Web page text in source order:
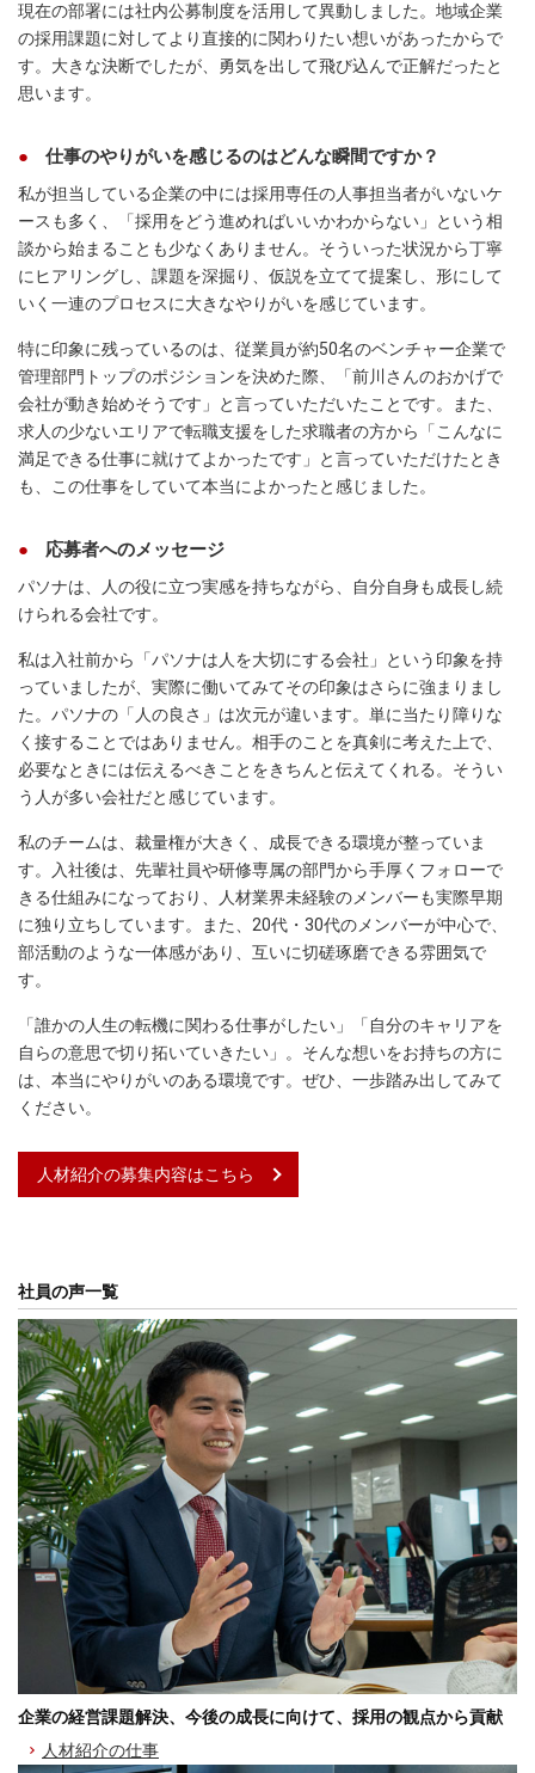
現在の部署には社内公募制度を活用して異動しました。地域企業
の採用課題に対してより直接的に関わりたい想いがあったからで
す。大きな決断でしたが、勇気を出して飛び込んで正解だったと
思います。
仕事のやりがいを感じるのはどんな瞬間ですか？
私が担当している企業の中には採用専任の人事担当者がいないケ
ースも多く、「採用をどう進めればいいかわからない」という相
談から始まることも少なくありません。そういった状況から丁寧
にヒアリングし、課題を深掘り、仮説を立てて提案し、形にして
いく一連のプロセスに大きなやりがいを感じています。
特に印象に残っているのは、従業員が約50名のベンチャー企業で
管理部門トップのポジションを決めた際、「前川さんのおかげで
会社が動き始めそうです」と言っていただいたことです。また、
求人の少ないエリアで転職支援をした求職者の方から「こんなに
満足できる仕事に就けてよかったです」と言っていただけたとき
も、この仕事をしていて本当によかったと感じました。
応募者へのメッセージ
パソナは、人の役に立つ実感を持ちながら、自分自身も成長し続
けられる会社です。
私は入社前から「パソナは人を大切にする会社」という印象を持
っていましたが、実際に働いてみてその印象はさらに強まりまし
た。パソナの「人の良さ」は次元が違います。単に当たり障りな
く接することではありません。相手のことを真剣に考えた上で、
必要なときには伝えるべきことをきちんと伝えてくれる。そうい
う人が多い会社だと感じています。
私のチームは、裁量権が大きく、成長できる環境が整っていま
す。入社後は、先輩社員や研修専属の部門から手厚くフォローで
きる仕組みになっており、人材業界未経験のメンバーも実際早期
に独り立ちしています。また、20代・30代のメンバーが中心で、
部活動のような一体感があり、互いに切磋琢磨できる雰囲気で
す。
「誰かの人生の転機に関わる仕事がしたい」「自分のキャリアを
自らの意思で切り拓いていきたい」。そんな想いをお持ちの方に
は、本当にやりがいのある環境です。ぜひ、一歩踏み出してみて
ください。
人材紹介の募集内容はこちら
社員の声一覧
企業の経営課題解決、今後の成長に向けて、採用の観点から貢献
人材紹介の仕事